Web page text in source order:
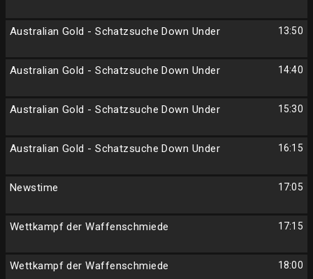
13:50
Australian Gold - Schatzsuche Down Under
14:40
Australian Gold - Schatzsuche Down Under
15:30
Australian Gold - Schatzsuche Down Under
16:15
Australian Gold - Schatzsuche Down Under
17:05
Newstime
17:15
Wettkampf der Waffenschmiede
18:00
Wettkampf der Waffenschmiede